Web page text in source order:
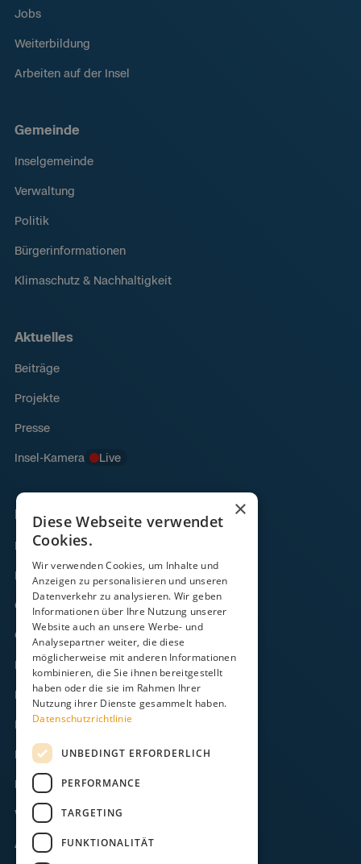
Jobs
Weiterbildung
Arbeiten auf der Insel
Gemeinde
Inselgemeinde
Verwaltung
Politik
Bürgerinformationen
Klimaschutz & Nachhaltigkeit
Aktuelles
Beiträge
Projekte
Presse
Insel-Kamera Live
Links
Fähre
Frachtverkehr
Gezeitenkalender
Onlineshop
Kontakt
FAQ
Downloads
Impressum
Datenschutz
Widerruf
AGB
×
Diese Webseite verwendet
Cookies.
Wir verwenden Cookies, um Inhalte und
Anzeigen zu personalisieren und unseren
Datenverkehr zu analysieren. Wir geben
Informationen über Ihre Nutzung unserer
Website auch an unsere Werbe- und
Analysepartner weiter, die diese
möglicherweise mit anderen Informationen
kombinieren, die Sie ihnen bereitgestellt
haben oder die sie im Rahmen Ihrer
Nutzung ihrer Dienste gesammelt haben.
Datenschutzrichtlinie
UNBEDINGT ERFORDERLICH
PERFORMANCE
TARGETING
FUNKTIONALITÄT